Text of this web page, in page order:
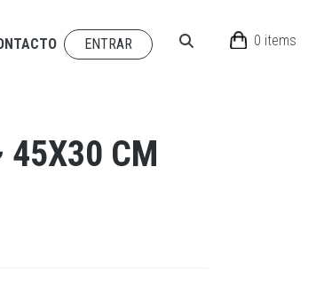
ENTRAR 0 items
45X30 CM